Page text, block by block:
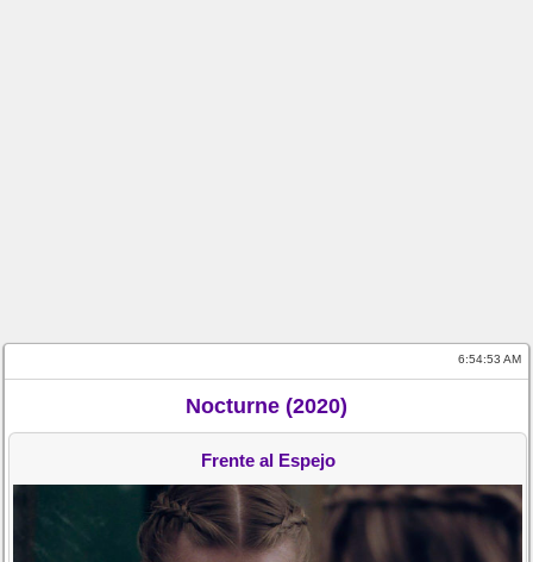
6:54:53 AM
Nocturne (2020)
Frente al Espejo